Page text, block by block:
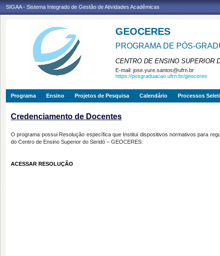
SIGAA - Sistema Integrado de Gestão de Atividades Acadêmicas
GEOCERES
PROGRAMA DE PÓS-
CENTRO DE ENSINO SUPERIOR
E-mail: jose.yure.santos@ufrn.br
https://posgraduacao.ufrn.br/geoceres
Programa Ensino Projetos de Pesquisa Calendário Processos
Credenciamento de Docentes
O programa possui Resolução específica que Institui dispositivos normativos para
do Centro de Ensino Superior do Seridó – GEOCERES:
ACESSAR RESOLUÇÃO